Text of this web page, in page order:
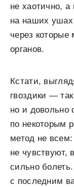
не хаотично, а
на наших ушах
через которые
органов.
Кстати,
гвоздики —
но и довольно
по некоторым
метод не
не
сильно
с последним